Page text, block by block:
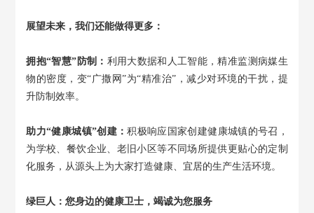
展望未来，我们还能做得更多：
拥抱“智慧”防制： 利用大数据和人工智能，精准监测病媒生
物的密度，变“广撒网”为“精准治”，减少对环境的干扰，提
升防制效率。
助力“健康城镇”创建：积极响应国家创建健康城镇的号召，
为学校、餐饮企业、老旧小区等不同场所提供更贴心的定制
化服务，从源头上为大家打造健康、宜居的生产生活环境。
绿巨人：您身边的健康卫士，竭诚为您服务